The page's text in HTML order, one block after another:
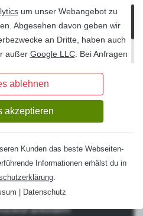
Sie zurückrufen? Füllen Sie
Formular aus.
anfordern
um unser Webangebot zu
Abgesehen davon geben wir
an Dritte, haben auch
außer Google LLC. Bei Anfragen
deutschen Servern gespeichert
Ihrerseits gelöscht.
ablehnen
akzeptieren
Kunden das beste Webseiten-
Informationen erhälst du in
Datenschutz